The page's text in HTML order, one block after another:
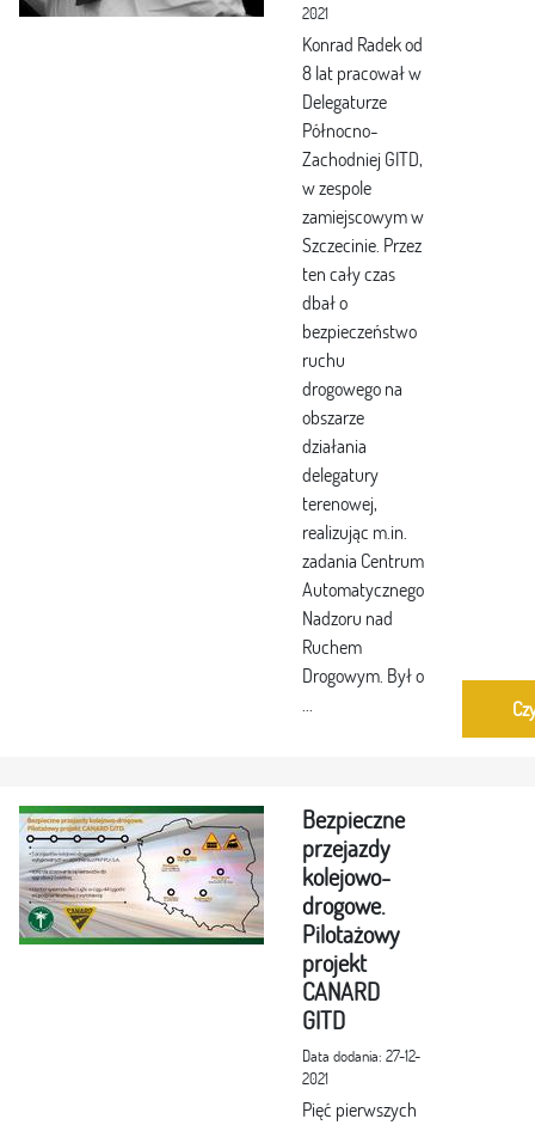
2021
Konrad Radek od
8 lat pracował w
Delegaturze
Północno-
Zachodniej GITD,
w zespole
zamiejscowym w
Szczecinie. Przez
ten cały czas
dbał o
bezpieczeństwo
ruchu
drogowego na
obszarze
działania
delegatury
terenowej,
realizując m.in.
zadania Centrum
Automatycznego
Nadzoru nad
Ruchem
Drogowym. Był o
Bezpieczne
przejazdy
kolejowo-
drogowe.
Pilotażowy
projekt
CANARD
GITD
Data dodania: 27-12-
2021
Pięć pierwszych